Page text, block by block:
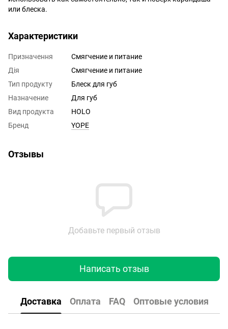
или блеска.
Характеристики
Призначення
Смягчение и питание
Дія
Смягчение и питание
Тип продукту
Блеск для губ
Назначение
Для губ
Вид продукта
HOLO
Бренд
YOPE
Отзывы
Добавьте первый отзыв
Написать отзыв
Доставка Оплата FAQ Оптовые условия